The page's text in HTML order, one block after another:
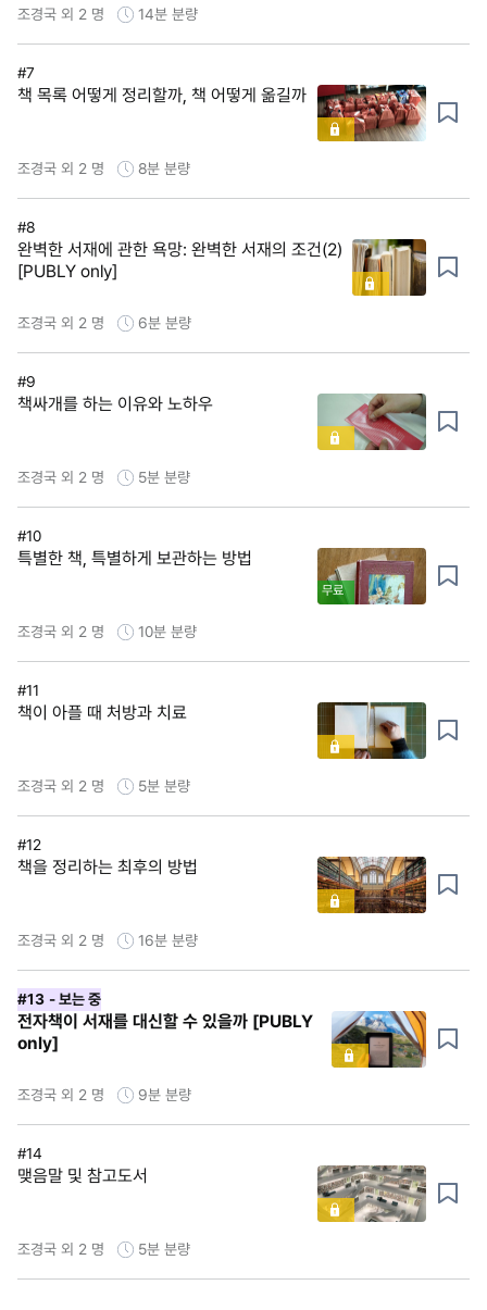
조경국 외 2 명 14분 분량
#7
책 목록 어떻게 정리할까, 책 어떻게 옮길까
조경국 외 2 명 8분 분량
#8
완벽한 서재에 관한 욕망: 완벽한 서재의 조건(2)
[PUBLY only]
조경국 외 2 명 6분 분량
#9
책싸개를 하는 이유와 노하우
조경국 외 2 명 5분 분량
#10
특별한 책, 특별하게 보관하는 방법
무료
조경국 외 2 명 10분 분량
#11
책이 아플 때 처방과 치료
조경국 외 2 명 5분 분량
#12
책을 정리하는 최후의 방법
조경국 외 2 명 16분 분량
#13 - 보는 중
전자책이 서재를 대신할 수 있을까 [PUBLY
only]
조경국 외 2 명 9분 분량
#14
맺음말 및 참고도서
조경국 외 2 명 5분 분량